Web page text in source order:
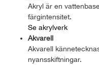
Akryl är en
färgintensitet.
Se akrylverk
Akvarell
Akvarell
nyansskiftningar.